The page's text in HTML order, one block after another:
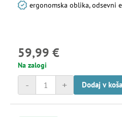
ergonomska oblika, odsevni
59,99 €
Na zalogi
+
- Dodaj v